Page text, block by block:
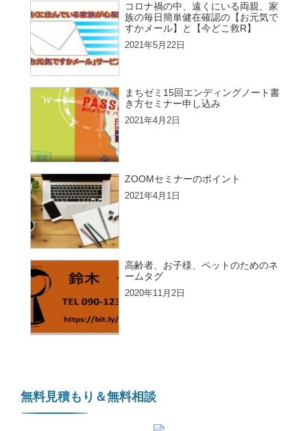
コロナ禍の中、遠くにいる両親、家
族の毎日簡単健在確認の【お元気で
すかメール】と【今どこ救R】
2021年5月22日
まちゼミ15回エンディングノート書
き方セミナー申し込み
2021年4月2日
ZOOMセミナーのポイント
2021年4月1日
高齢者、お子様、ペットのためのネ
ームタグ
2020年11月2日
無料見積もり＆無料相談